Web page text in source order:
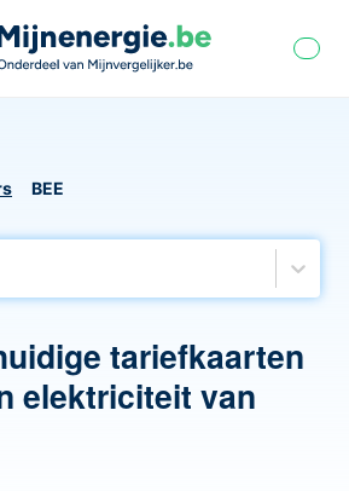
BEE
tariefkaarten
elektriciteit van